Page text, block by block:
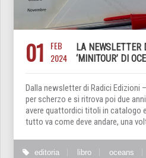
01
FEB
2024
LA NEWSLETTER
‘MINITOUR’ DI
Dalla newsletter di Radici Edizioni
per scherzo e si ritrova poi due
avere quattordici titoli in catalogo
tutto va come deve andare, una
editoria libro oceans